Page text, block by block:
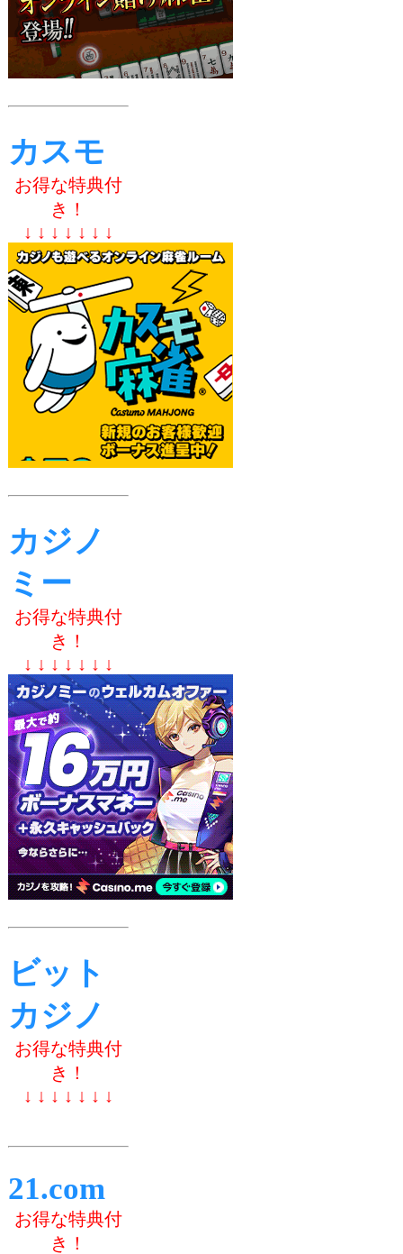
カスモ
お得な特典付
き！
↓ ↓ ↓ ↓ ↓ ↓ ↓
カジノ
ミー
お得な特典付
き！
↓ ↓ ↓ ↓ ↓ ↓ ↓
ビット
カジノ
お得な特典付
き！
↓ ↓ ↓ ↓ ↓ ↓ ↓
21.com
お得な特典付
き！